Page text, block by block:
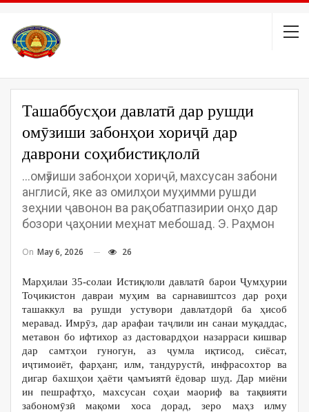
Ташаббусҳои давлатӣ дар рушди
омӯзиши забонҳои хориҷӣ дар
даврони соҳибистиқлолӣ
...омӯзиши забонҳои хориҷӣ, махсусан забони
англисӣ, яке аз омилҳои муҳимми рушди
зеҳнии ҷавонон ва рақобатпазирии онҳо дар
бозори ҷаҳонии меҳнат мебошад. Э. Раҳмон
On May 6, 2026 26
Марҳилаи 35-солаи Истиқлоли давлатӣ барои Ҷумҳурии
Тоҷикистон давраи муҳим ва сарнавиштсоз дар роҳи
ташаккул ва рушди устувори давлатдорӣ ба ҳисоб
меравад. Имрӯз, дар арафаи таҷлили ин санаи муқаддас,
метавон бо ифтихор аз дастовардҳои назарраси кишвар
дар самтҳои гуногун, аз ҷумла иқтисод, сиёсат,
иҷтимоиёт, фарҳанг, илм, тандурустӣ, инфрасохтор ва
дигар бахшҳои ҳаёти ҷамъиятӣ ёдовар шуд. Дар миёни
ин пешрафтҳо, махсусан соҳаи маориф ва тақвияти
забономӯзӣ мақоми хоса дорад, зеро маҳз илму